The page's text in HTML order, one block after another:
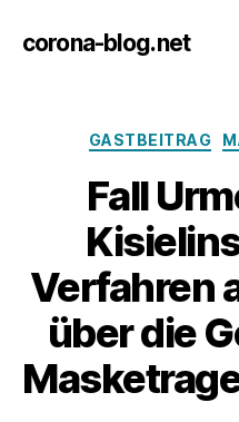
corona-blog.net
GASTBEITRAG
Fall
Verfahren
über die